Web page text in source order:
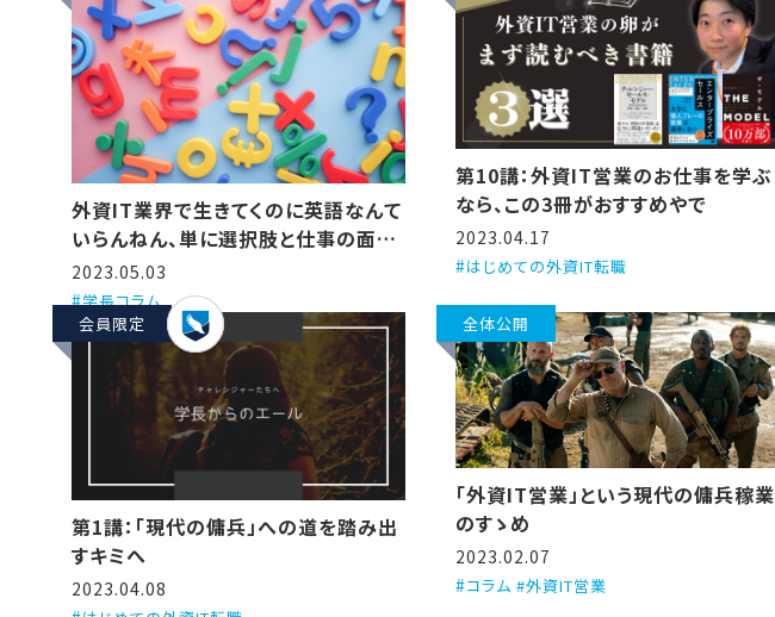
外資IT業界で生きてくのに英語なんて
いらんねん、単に選択肢と仕事の面白
さが減るだけや
2023.05.03
学長コラム
第10講：外資IT営業のお仕事を学ぶ
なら、この3冊がおすすめやで
2023.04.17
はじめての外資IT転職
会員限定
第1講：「現代の傭兵」への道を踏み出
すキミへ
2023.04.08
全体公開
「外資IT営業」という現代の傭兵稼業
のすゝめ
2023.02.07
コラム #外資IT営業